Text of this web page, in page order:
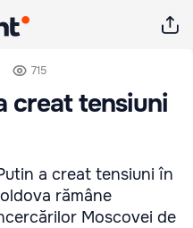
715
creat tensiuni
a creat tensiuni în
rămâne
Moscovei de